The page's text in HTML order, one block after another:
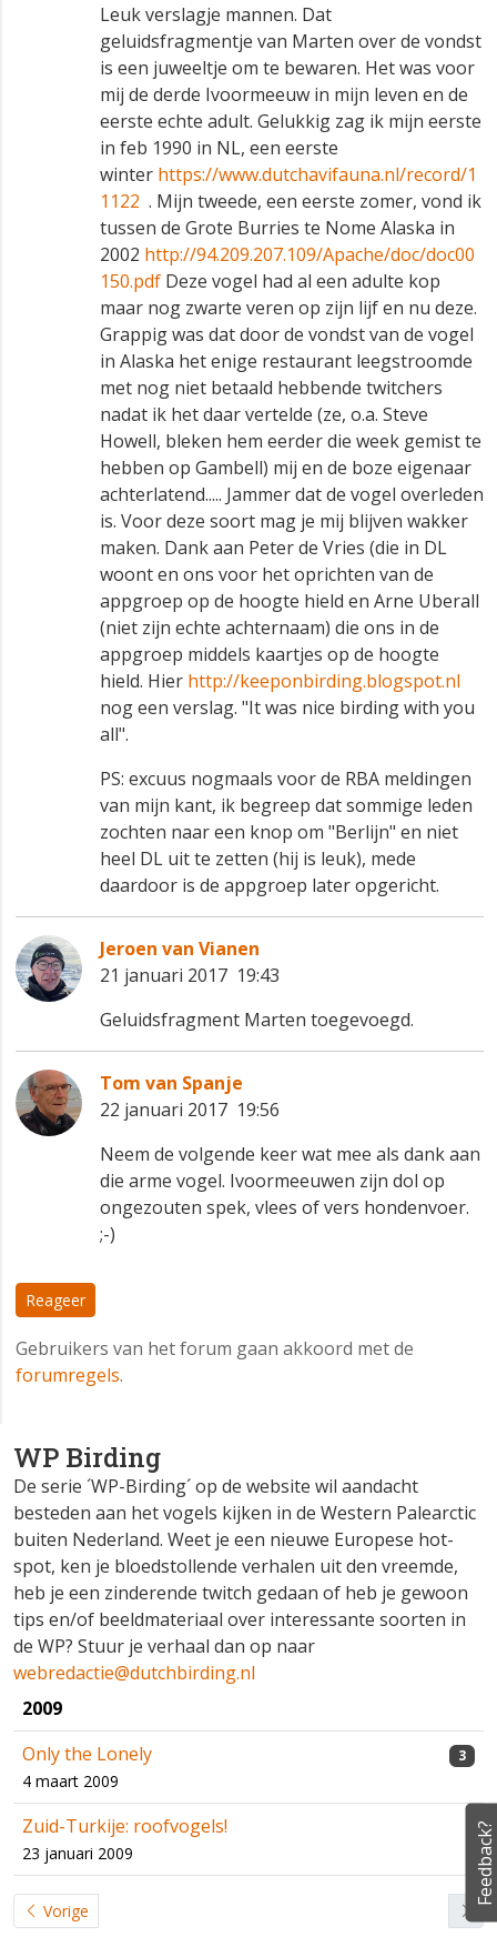
WP Birding
De serie ´WP-Birding´ op de website wil aandacht
besteden aan het vogels kijken in de Western Palearctic
buiten Nederland. Weet je een nieuwe Europese hot-
spot, ken je bloedstollende verhalen uit den vreemde,
heb je een zinderende twitch gedaan of heb je gewoon
tips en/of beeldmateriaal over interessante soorten in
de WP? Stuur je verhaal dan op naar
webredactie@dutchbirding.nl
2009
Only the Lonely
4 maart 2009
3
Zuid-Turkije: roofvogels!
23 januari 2009
Vorige
Leuk verslagje mannen. Dat
geluidsfragmentje van Marten over de vondst
is een juweeltje om te bewaren. Het was voor
mij de derde Ivoormeeuw in mijn leven en de
eerste echte adult. Gelukkig zag ik mijn eerste
in feb 1990 in NL, een eerste
winter https://www.dutchavifauna.nl/record/1
1122 . Mijn tweede, een eerste zomer, vond ik
tussen de Grote Burries te Nome Alaska in
2002 http://94.209.207.109/Apache/doc/doc00
150.pdf Deze vogel had al een adulte kop
maar nog zwarte veren op zijn lijf en nu deze.
Grappig was dat door de vondst van de vogel
in Alaska het enige restaurant leegstroomde
met nog niet betaald hebbende twitchers
nadat ik het daar vertelde (ze, o.a. Steve
Howell, bleken hem eerder die week gemist te
hebben op Gambell) mij en de boze eigenaar
achterlatend..... Jammer dat de vogel overleden
is. Voor deze soort mag je mij blijven wakker
maken. Dank aan Peter de Vries (die in DL
woont en ons voor het oprichten van de
appgroep op de hoogte hield en Arne Uberall
(niet zijn echte achternaam) die ons in de
appgroep middels kaartjes op de hoogte
hield. Hier http://keeponbirding.blogspot.nl
nog een verslag. "It was nice birding with you
all".
PS: excuus nogmaals voor de RBA meldingen
van mijn kant, ik begreep dat sommige leden
zochten naar een knop om "Berlijn" en niet
heel DL uit te zetten (hij is leuk), mede
daardoor is de appgroep later opgericht.
Jeroen van Vianen
21 januari 2017 19:43
Geluidsfragment Marten toegevoegd.
Tom van Spanje
22 januari 2017 19:56
Neem de volgende keer wat mee als dank aan
die arme vogel. Ivoormeeuwen zijn dol op
ongezouten spek, vlees of vers hondenvoer.
;-)
Reageer
Gebruikers van het forum gaan akkoord met de
forumregels.
Feedback?